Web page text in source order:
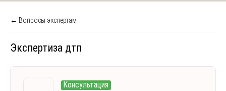
← Вопросы экспертам
Экспертиза дтп
Консультация